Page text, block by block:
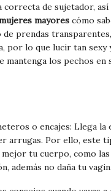
correcta de sujetador,
mayores cómo
prendas
por lo que lucir tan
mantenga los pechos en
o encajes: Llega
arrugas. Por ello, este
tu cuerpo, como
además no daña tu